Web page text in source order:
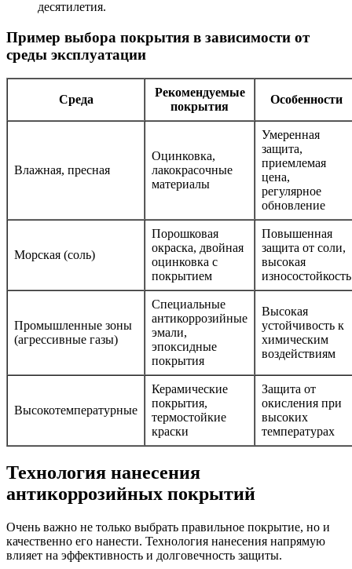
десятилетия.
Пример выбора покрытия в зависимости от
среды эксплуатации
Среда
Рекомендуемые
покрытия
Особенности
Влажная, пресная
Оцинковка,
лакокрасочные
материалы
Умеренная
защита,
приемлемая
цена,
регулярное
обновление
Морская (соль)
Порошковая
окраска, двойная
оцинковка с
покрытием
Повышенная
защита от соли,
высокая
износостойкость
Промышленные зоны
(агрессивные газы)
Специальные
антикоррозийные
эмали,
эпоксидные
покрытия
Высокая
устойчивость к
химическим
воздействиям
Высокотемпературные
Керамические
покрытия,
термостойкие
краски
Защита от
окисления при
высоких
температурах
Технология нанесения
антикоррозийных покрытий
Очень важно не только выбрать правильное покрытие, но и
качественно его нанести. Технология нанесения напрямую
влияет на эффективность и долговечность защиты.